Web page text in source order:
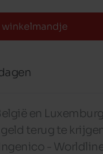
en
terug te
-